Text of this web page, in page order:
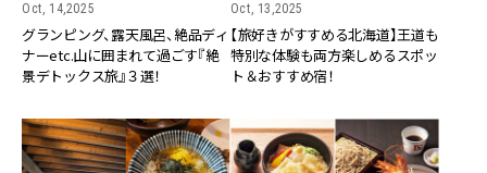
Oct, 14,2025
グランピング、露天風呂、絶品ディ
ナーetc.山に囲まれて過ごす『絶
景デトックス旅』３選！
Oct, 13,2025
【旅好きがすすめる北海道】王道も
特別な体験も両方楽しめるスポッ
ト＆おすすめ宿！